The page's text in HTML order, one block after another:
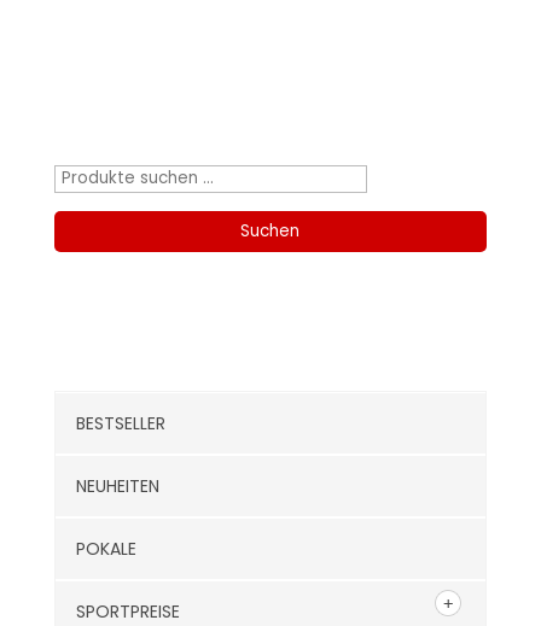
Suchen
Suchen
BESTSELLER
NEUHEITEN
POKALE
SPORTPREISE